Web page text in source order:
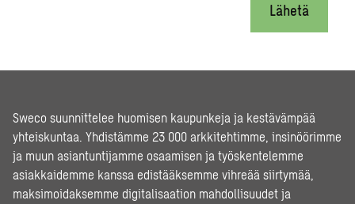
Lähetä
Sweco suunnittelee huomisen kaupunkeja ja kestävämpää
yhteiskuntaa. Yhdistämme 23 000 arkkitehtimme, insinöörimme
ja muun asiantuntijamme osaamisen ja työskentelemme
asiakkaidemme kanssa edistääksemme vihreää siirtymää,
maksimoidaksemme digitalisaation mahdollisuudet ja